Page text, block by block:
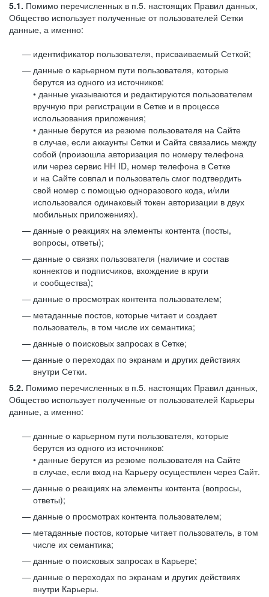
5.1. Помимо перечисленных в п.5. настоящих Правил данных,
Общество использует полученные от пользователей Сетки
данные, а именно:
идентификатор пользователя, присваиваемый Сеткой;
данные о карьерном пути пользователя, которые
берутся из одного из источников:
• данные указываются и редактируются пользователем
вручную при регистрации в Сетке и в процессе
использования приложения;
• данные берутся из резюме пользователя на Сайте
в случае, если аккаунты Сетки и Сайта связались между
собой (произошла авторизация по номеру телефона
или через сервис HH ID, номер телефона в Сетке
и на Сайте совпал и пользователь смог подтвердить
свой номер с помощью одноразового кода, и/или
использовался одинаковый токен авторизации в двух
мобильных приложениях).
данные о реакциях на элементы контента (посты,
вопросы, ответы);
данные о связях пользователя (наличие и состав
коннектов и подписчиков, вхождение в круги
и сообщества);
данные о просмотрах контента пользователем;
метаданные постов, которые читает и создает
пользователь, в том числе их семантика;
данные о поисковых запросах в Сетке;
данные о переходах по экранам и других действиях
внутри Сетки.
5.2. Помимо перечисленных в п.5. настоящих Правил данных,
Общество использует полученные от пользователей Карьеры
данные, а именно:
данные о карьерном пути пользователя, которые
берутся из одного из источников:
• данные берутся из резюме пользователя на Сайте
в случае, если вход на Карьеру осуществлен через Сайт.
данные о реакциях на элементы контента (вопросы,
ответы);
данные о просмотрах контента пользователем;
метаданные постов, которые читает пользователь, в том
числе их семантика;
данные о поисковых запросах в Карьере;
данные о переходах по экранам и других действиях
внутри Карьеры.